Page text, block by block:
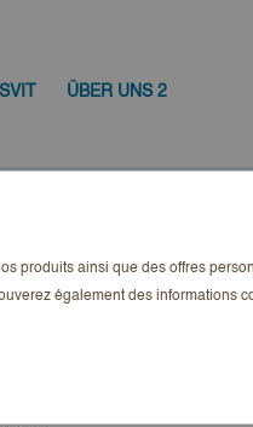
ÜBER UNS 2
MietRecht
produits ainsi que des offres
également des informations